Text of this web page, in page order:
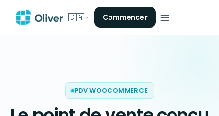
🇨🇦 Commencer
PDV WOOCOMMERCE